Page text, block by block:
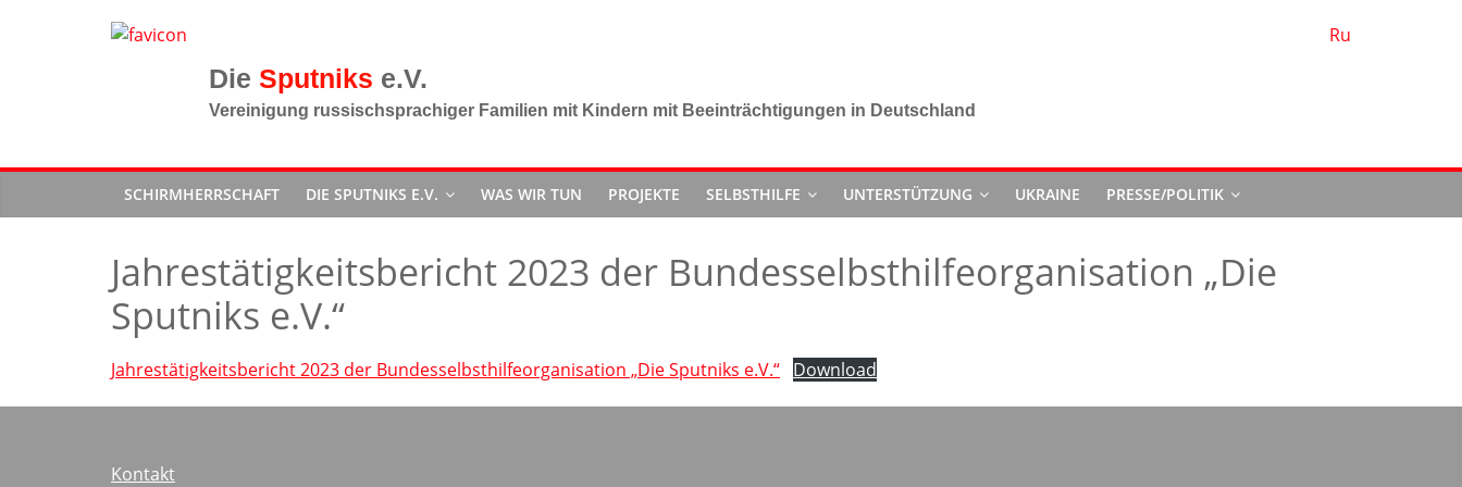
Sputniks
Vereinigung russischsprachiger Familien mit Kindern mit Beeinträchtigungen in Deutschland
Ru
SCHIRMHERRSCHAFT DIE SPUTNIKS E.V. WAS WIR TUN PROJEKTE SELBSTHILFE UNTERSTÜTZUNG UKRAINE PRESSE/POLITIK
Jahrestätigkeitsbericht 2023 der Bundesselbsthilfeorganisation „Die
Sputniks e.V.“
Jahrestätigkeitsbericht 2023 der Bundesselbsthilfeorganisation „Die Sputniks e.V.“ Download
Kontakt